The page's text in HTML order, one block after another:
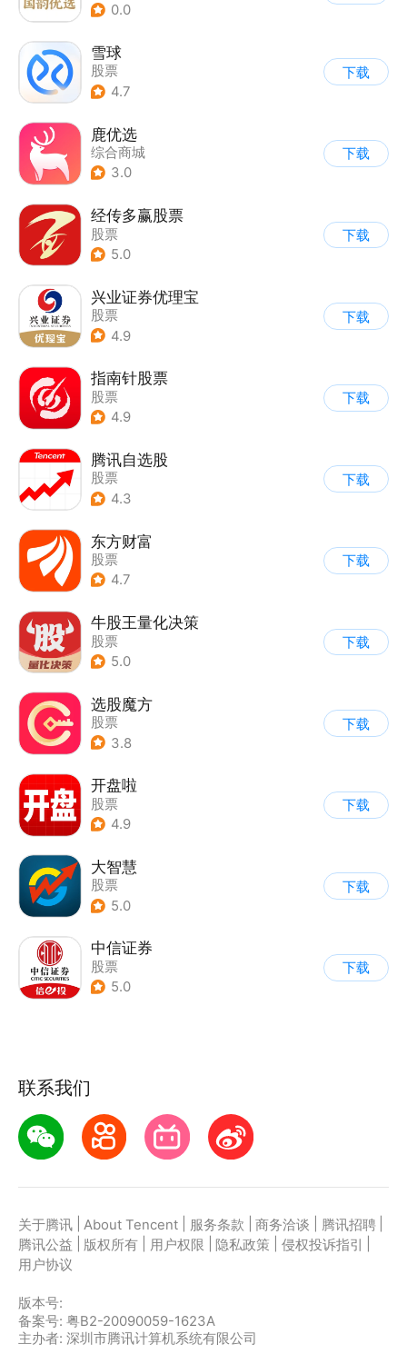
0.0
雪球
股票
4.7
下载
鹿优选
综合商城
3.0
下载
经传多赢股票
股票
5.0
下载
兴业证券优理宝
股票
4.9
下载
指南针股票
股票
4.9
下载
腾讯自选股
股票
4.3
下载
东方财富
股票
4.7
下载
牛股王量化决策
股票
5.0
下载
选股魔方
股票
3.8
下载
开盘啦
股票
4.9
下载
大智慧
股票
5.0
下载
中信证券
股票
5.0
下载
联系我们
关于腾讯 About Tencent 服务条款 商务洽谈 腾讯招聘
腾讯公益
版权所有 用户权限 隐私政策 侵权投诉指引
用户协议
版本号:
备案号: 粤B2-20090059-1623A
主办者: 深圳市腾讯计算机系统有限公司